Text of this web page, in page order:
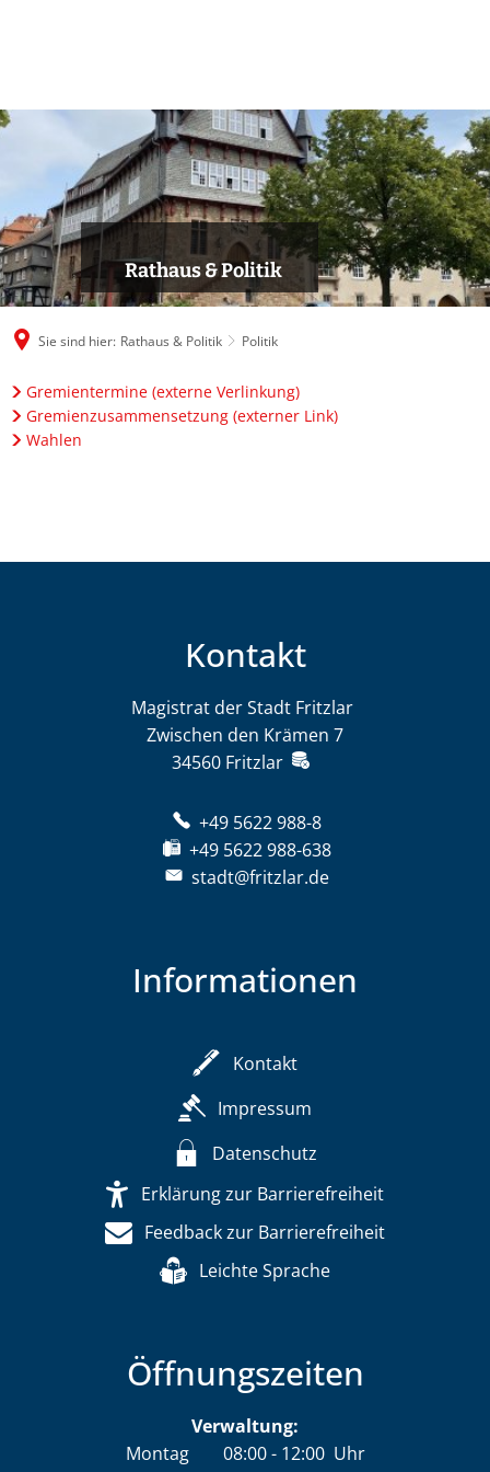
Rathaus & Politik
Sie sind hier: Rathaus & Politik Politik
Politik
Gremientermine (externe Verlinkung)
Gremienzusammensetzung (externer Link)
Wahlen
Kontakt
Magistrat der Stadt Fritzlar
Zwischen den Krämen 7
34560 Fritzlar
+49 5622 988-8
+49 5622 988-638
stadt@fritzlar.de
Informationen
Kontakt
Impressum
Datenschutz
Erklärung zur Barrierefreiheit
Feedback zur Barrierefreiheit
Leichte Sprache
Öffnungszeiten
Verwaltung:
Montag
08:00- 12:00 Uhr